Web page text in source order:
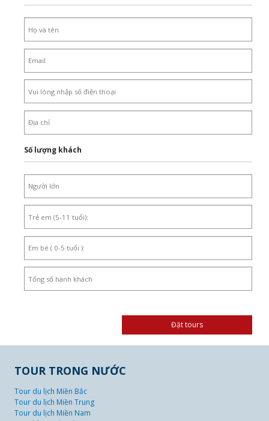
Số lượng khách
TOUR TRONG NƯỚC
Tour du lịch Miền Bắc
Tour du lịch Miền Trung
Tour du lịch Miền Nam